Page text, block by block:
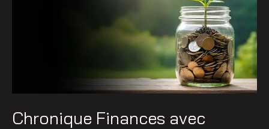
Chronique Finances avec